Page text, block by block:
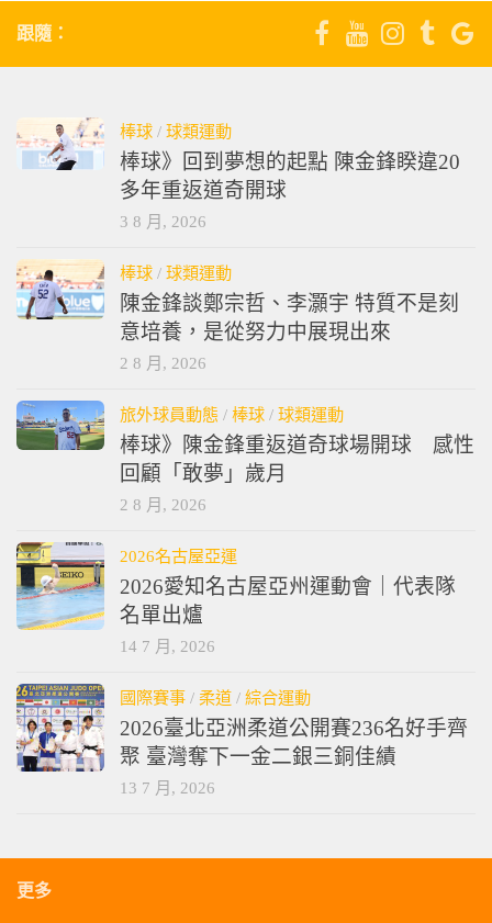
跟隨：
棒球 / 球類運動
棒球》回到夢想的起點 陳金鋒睽違20
多年重返道奇開球
3 8 月, 2026
棒球 / 球類運動
陳金鋒談鄭宗哲、李灝宇 特質不是刻
意培養，是從努力中展現出來
2 8 月, 2026
旅外球員動態 / 棒球 / 球類運動
棒球》陳金鋒重返道奇球場開球 感性
回顧「敢夢」歲月
2 8 月, 2026
2026名古屋亞運
2026愛知名古屋亞州運動會｜代表隊
名單出爐
14 7 月, 2026
國際賽事 / 柔道 / 綜合運動
2026臺北亞洲柔道公開賽236名好手齊
聚 臺灣奪下一金二銀三銅佳績
13 7 月, 2026
更多